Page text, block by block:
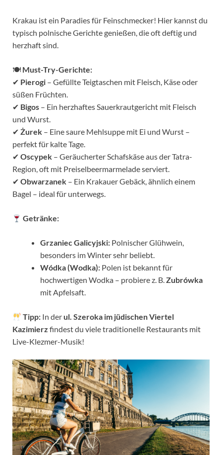
Krakau ist ein Paradies für Feinschmecker! Hier kannst du
typisch polnische Gerichte genießen, die oft deftig und
herzhaft sind.
🍽 Must-Try-Gerichte:
✔ Pierogi – Gefüllte Teigtaschen mit Fleisch, Käse oder
süßen Früchten.
✔ Bigos – Ein herzhaftes Sauerkrautgericht mit Fleisch
und Wurst.
✔ Żurek – Eine saure Mehlsuppe mit Ei und Wurst –
perfekt für kalte Tage.
✔ Oscypek – Geräucherter Schafskäse aus der Tatra-
Region, oft mit Preiselbeermarmelade serviert.
✔ Obwarzanek – Ein Krakauer Gebäck, ähnlich einem
Bagel – ideal für unterwegs.
Getränke:
Grzaniec Galicyjski: Polnischer Glühwein,
besonders im Winter sehr beliebt.
Wódka (Wodka): Polen ist bekannt für
hochwertigen Wodka – probiere z. B.Zubrówka
mit Apfelsaft.
Tipp: In der ul. Szeroka im jüdischen Viertel
Kazimierz findest du viele traditionelle Restaurants mit
Live-Klezmer-Musik!